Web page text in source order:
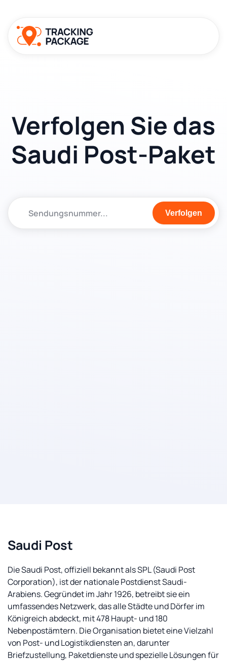
Verfolgen Sie das
Saudi Post-Paket
Verfolgen
Saudi Post
Die Saudi Post, offiziell bekannt als SPL (Saudi Post
Corporation), ist der nationale Postdienst Saudi-
Arabiens. Gegründet im Jahr 1926, betreibt sie ein
umfassendes Netzwerk, das alle Städte und Dörfer im
Königreich abdeckt, mit 478 Haupt- und 180
Nebenpostämtern. Die Organisation bietet eine Vielzahl
von Post- und Logistikdiensten an, darunter
Briefzustellung, Paketdienste und spezielle Lösungen für